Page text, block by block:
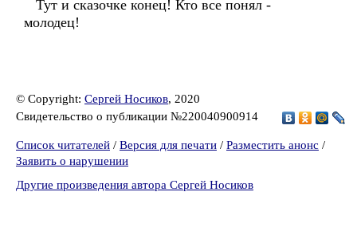
Тут и сказочке конец! Кто все понял -
молодец!
© Copyright: Сергей Носиков, 2020
Свидетельство о публикации №220040900914
Список читателей / Версия для печати / Разместить анонс /
Заявить о нарушении
Другие произведения автора Сергей Носиков